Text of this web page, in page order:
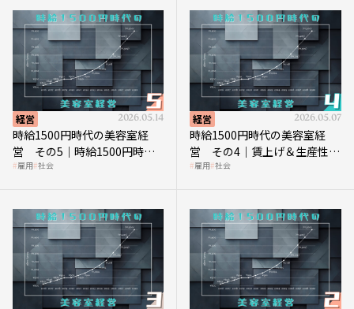
経営 2026.05.14
時給1500円時代の美容室経
営 その5｜時給1500円時代
の到来は美容業の収益構造を
雇用 社会
経営 2026.05.07
時給1500円時代の美容室経
営 その4｜賃上げ＆生産性向
上につなげる賢い助成金活用
雇用 社会